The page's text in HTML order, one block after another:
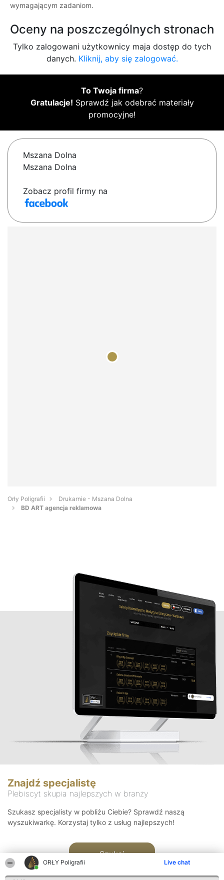
ORŁY Poligrafii Live chat
wymagającym zadaniom.
Oceny na poszczególnych stronach
Tylko zalogowani użytkownicy maja dostęp do tych
danych. Kliknij, aby się zalogować.
To Twoja firma?
Gratulacje! Sprawdź jak odebrać materiały
promocyjne!
Mszana Dolna
Mszana Dolna
Zobacz profil firmy na
Orły Poligrafii
Drukarnie - Mszana Dolna
BD ART agencja reklamowa
Znajdź specjalistę
Plebiscyt skupia najlepszych w branży
Szukasz specjalisty w pobliżu Ciebie? Sprawdź naszą
wyszukiwarkę. Korzystaj tylko z usług najlepszych!
Szukaj